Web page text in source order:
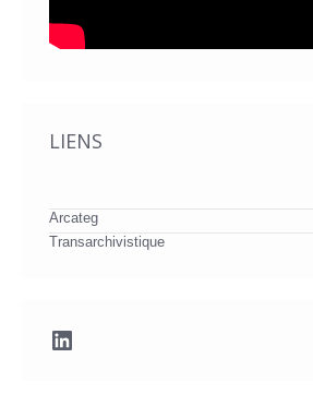
LIENS
Arcateg
Transarchivistique
LinkedIn